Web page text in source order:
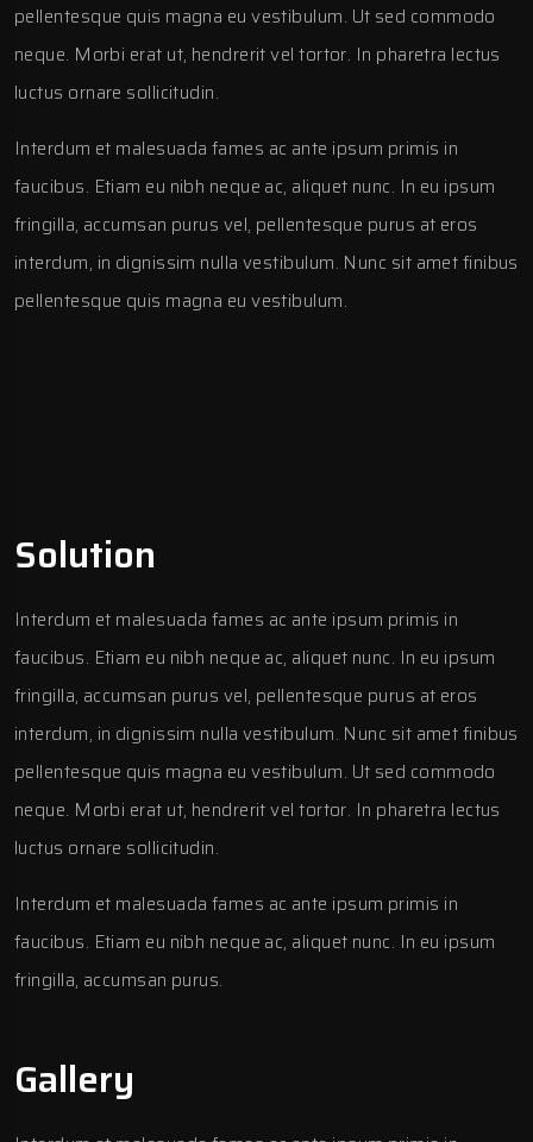
pellentesque quis magna eu vestibulum. Ut sed commodo
neque. Morbi erat ut, hendrerit vel tortor. In pharetra lectus
luctus ornare sollicitudin.
Interdum et malesuada fames ac ante ipsum primis in
faucibus. Etiam eu nibh neque ac, aliquet nunc. In eu ipsum
fringilla, accumsan purus vel, pellentesque purus at eros
interdum, in dignissim nulla vestibulum. Nunc sit amet finibus
pellentesque quis magna eu vestibulum.
Solution
Interdum et malesuada fames ac ante ipsum primis in
faucibus. Etiam eu nibh neque ac, aliquet nunc. In eu ipsum
fringilla, accumsan purus vel, pellentesque purus at eros
interdum, in dignissim nulla vestibulum. Nunc sit amet finibus
pellentesque quis magna eu vestibulum. Ut sed commodo
neque. Morbi erat ut, hendrerit vel tortor. In pharetra lectus
luctus ornare sollicitudin.
Interdum et malesuada fames ac ante ipsum primis in
faucibus. Etiam eu nibh neque ac, aliquet nunc. In eu ipsum
fringilla, accumsan purus.
Gallery